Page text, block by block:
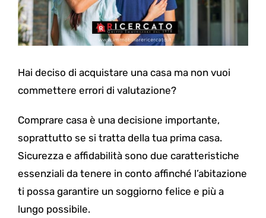
Hai deciso di acquistare una casa ma non vuoi
commettere errori di valutazione?
Comprare casa è una decisione importante,
soprattutto se si tratta della tua prima casa.
Sicurezza e affidabilità sono due caratteristiche
essenziali da tenere in conto affinché l’abitazione
ti possa garantire un soggiorno felice e più a
lungo possibile.